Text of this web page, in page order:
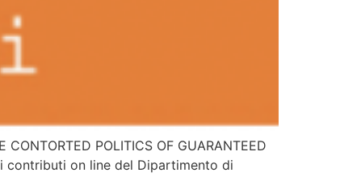
POLITICS OF GUARANTEED
contributi on line del Dipartimento di